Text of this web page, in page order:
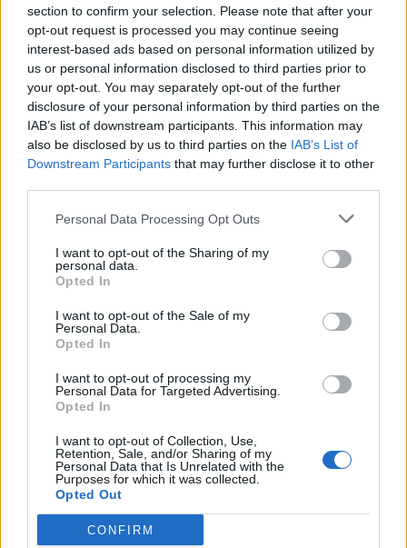
section to confirm your selection. Please note that after your
opt-out request is processed you may continue seeing
interest-based ads based on personal information utilized by
us or personal information disclosed to third parties prior to
your opt-out. You may separately opt-out of the further
disclosure of your personal information by third parties on the
IAB’s list of downstream participants. This information may
also be disclosed by us to third parties on the IAB’s List of
Downstream Participants that may further disclose it to other
Personal Data Processing Opt Outs
I want to opt-out of the Sharing of my
personal data.
Opted In
I want to opt-out of the Sale of my
Personal Data.
Opted In
I want to opt-out of processing my
Personal Data for Targeted Advertising.
Opted In
I want to opt-out of Collection, Use,
Retention, Sale, and/or Sharing of my
Personal Data that Is Unrelated with the
Purposes for which it was collected.
Opted Out
CONFIRM
Törölt felhasználó 2006. 01. 30. 14:53
igazgató nincsen,nem elérhető,szerettem volna beszélni vele,mi a
fa...t csinált egy éven keresztül ezzel a céggel
0 0 Válasz erre
Törölt felhasználó
2006. 01. 30. 14:57
Akkor kell majd eladni, ha Ő keres téged, hogy vegyél ECO-t.
0 Válasz erre
Előzmény:#339 Törölt felhasználó
Lassan lehet venni.
0